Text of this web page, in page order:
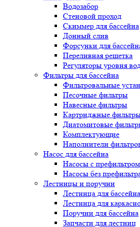
Водозабор
Стеновой проход
Скиммер для бассейна
Донный слив
Форсунки для
Переливная решетка
Регуляторы уровня
Фильтры для бассейна
Фильтровальные
Песочные фильтры
Навесные фильтры
Картриджные
Диатомитовые
Комплектующие
Наполнители
Насос для бассейна
Насосы с префильтром
Насосы без
Лестницы и поручни
Лестница для бассейна
Лестница для
Поручни для бассейна
Запчасти для лестниц